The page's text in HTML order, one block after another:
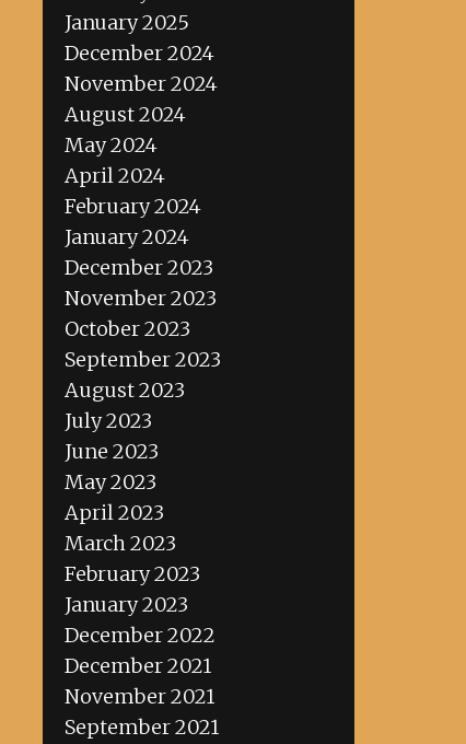
January 2025
December 2024
November 2024
August 2024
May 2024
April 2024
February 2024
January 2024
December 2023
November 2023
October 2023
September 2023
August 2023
July 2023
June 2023
May 2023
April 2023
March 2023
February 2023
January 2023
December 2022
December 2021
November 2021
September 2021